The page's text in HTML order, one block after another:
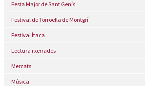
Festa Major de Sant Genís
Festival de Torroella de Montgrí
Festival Ítaca
Lectura i xerrades
Mercats
Música